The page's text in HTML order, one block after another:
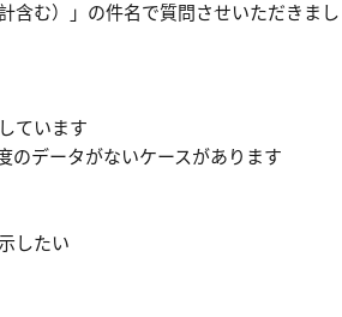
含む）」の件名で質問させいただきまし
ています
のデータがないケースがあります
したい